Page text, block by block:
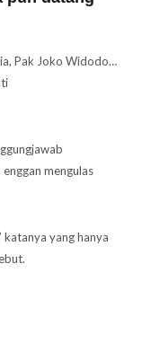
Pak Joko Widodo…
mengulas
katanya yang hanya